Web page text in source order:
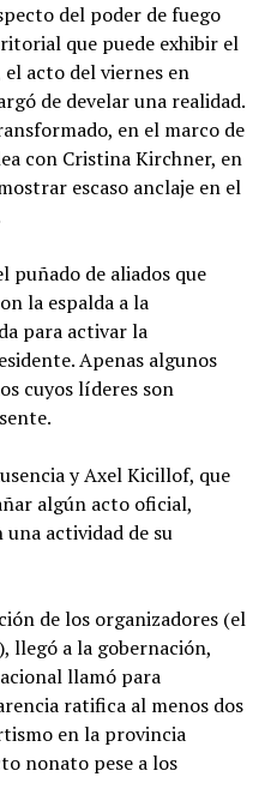
del poder de fuego
que puede exhibir el
acto del viernes en
de develar una realidad.
en el marco de
con Cristina Kirchner, en
escaso anclaje en el
puñado de aliados que
la espalda a la
para activar la
Apenas algunos
cuyos líderes son
y Axel Kicillof, que
algún acto oficial,
actividad de su
de los organizadores (el
llegó a la gobernación,
llamó para
ratifica al menos dos
en la provincia
nonato pese a los